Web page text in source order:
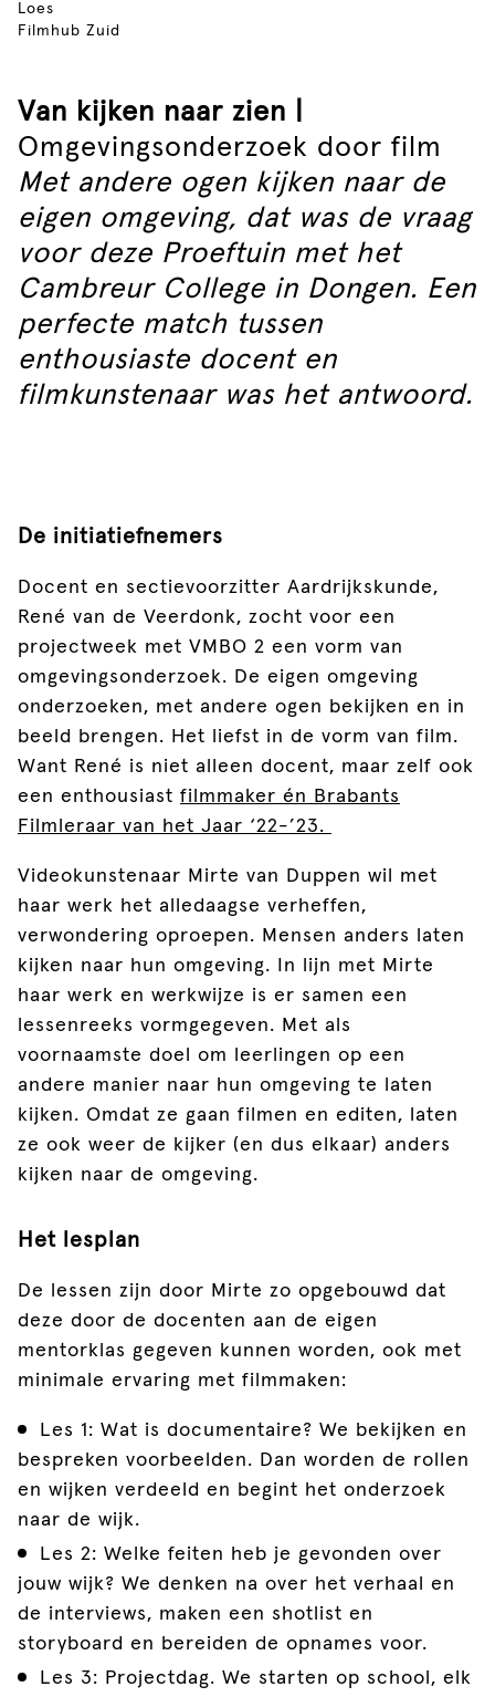
Loes
Filmhub Zuid
Van kijken naar zien |
Omgevingsonderzoek door film
Met andere ogen kijken naar de
eigen omgeving, dat was de vraag
voor deze Proeftuin met het
Cambreur College in Dongen. Een
perfecte match tussen
enthousiaste docent en
filmkunstenaar was het antwoord.
De initiatiefnemers
Docent en sectievoorzitter Aardrijkskunde,
René van de Veerdonk, zocht voor een
projectweek met VMBO 2 een vorm van
omgevingsonderzoek. De eigen omgeving
onderzoeken, met andere ogen bekijken en in
beeld brengen. Het liefst in de vorm van film.
Want René is niet alleen docent, maar zelf ook
een enthousiast filmmaker én Brabants
Filmleraar van het Jaar ‘22-’23.
Videokunstenaar Mirte van Duppen wil met
haar werk het alledaagse verheffen,
verwondering oproepen. Mensen anders laten
kijken naar hun omgeving. In lijn met Mirte
haar werk en werkwijze is er samen een
lessenreeks vormgegeven. Met als
voornaamste doel om leerlingen op een
andere manier naar hun omgeving te laten
kijken. Omdat ze gaan filmen en editen, laten
ze ook weer de kijker (en dus elkaar) anders
kijken naar de omgeving.
Het lesplan
De lessen zijn door Mirte zo opgebouwd dat
deze door de docenten aan de eigen
mentorklas gegeven kunnen worden, ook met
minimale ervaring met filmmaken:
Les 1: Wat is documentaire? We bekijken en
bespreken voorbeelden. Dan worden de rollen
en wijken verdeeld en begint het onderzoek
naar de wijk.
Les 2: Welke feiten heb je gevonden over
jouw wijk? We denken na over het verhaal en
de interviews, maken een shotlist en
storyboard en bereiden de opnames voor.
Les 3: Projectdag. We starten op school, elk